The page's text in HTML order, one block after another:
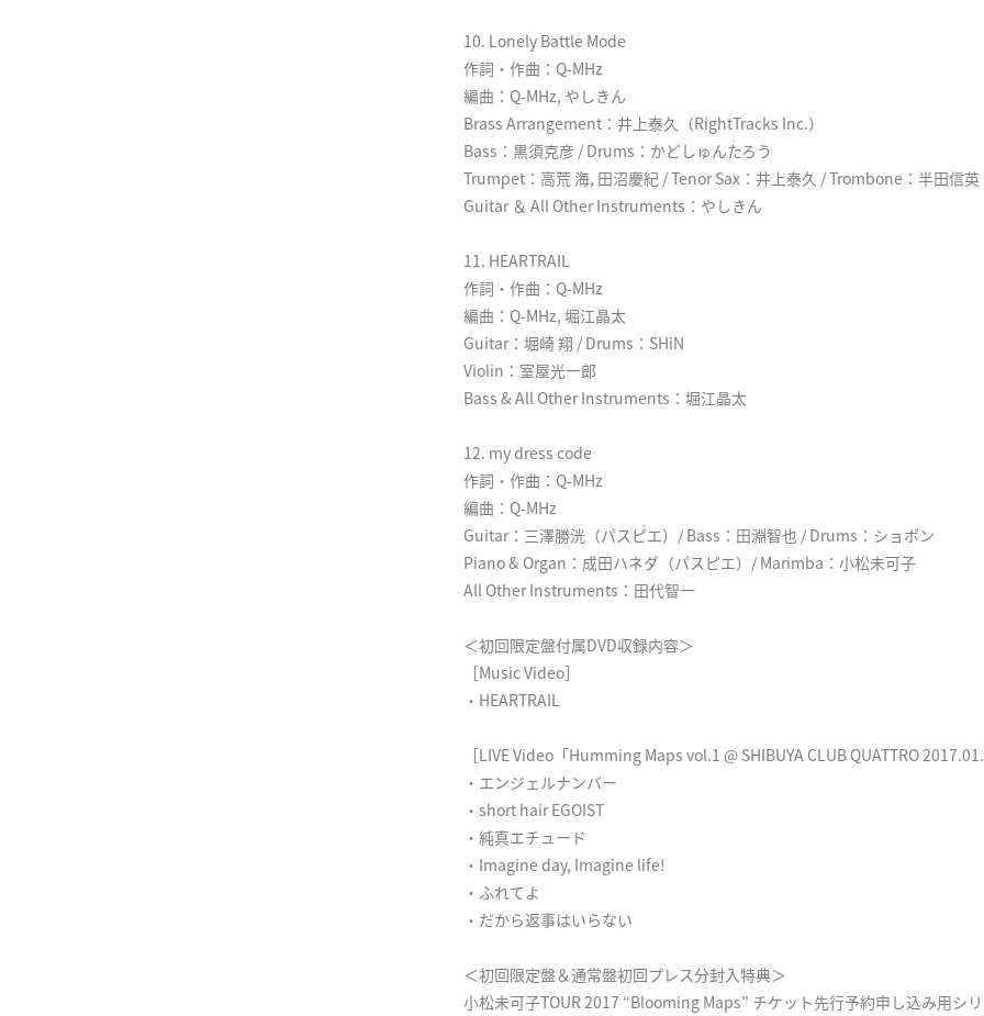
10. Lonely Battle Mode
作詞・作曲：Q-MHz
編曲：Q-MHz, やしきん
Brass Arrangement：井上泰久（RightTracks Inc.）
Bass：黒須克彦 / Drums：かどしゅんたろう
Trumpet：高荒 海, 田沼慶紀 / Tenor Sax：井上泰久 / Trombone：半田信英
Guitar ＆ All Other Instruments：やしきん
11. HEARTRAIL
作詞・作曲：Q-MHz
編曲：Q-MHz, 堀江晶太
Guitar：堀崎 翔 / Drums：SHiN
Violin：室屋光一郎
Bass & All Other Instruments：堀江晶太
12. my dress code
作詞・作曲：Q-MHz
編曲：Q-MHz
Guitar：三澤勝洸（パスピエ）/ Bass：田淵智也 / Drums：ショボン
Piano & Organ：成田ハネダ（パスピエ）/ Marimba：小松未可子
All Other Instruments：田代智一
＜初回限定盤付属DVD収録内容＞
［Music Video］
・HEARTRAIL
［LIVE Video「Humming Maps vol.1 @ SHIBUYA CLUB QUATTRO
・エンジェルナンバー
・short hair EGOIST
・純真エチュード
・Imagine day, Imagine life!
・ふれてよ
・だから返事はいらない
＜初回限定盤＆通常盤初回プレス分封入特典＞
小松未可子TOUR 2017 “Blooming Maps” チケット先行予約申し込み用シ